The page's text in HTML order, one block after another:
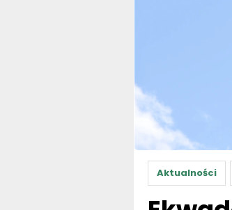
Aktualności